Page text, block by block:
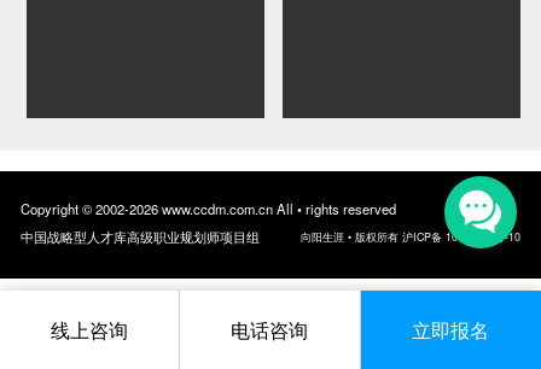
Copyright © 2002-2026 www.ccdm.com.cn All • rights reserved
中国战略型人才库高级职业规划师项目组
向阳生涯 • 版权所有 沪ICP备 10018957号-10
线上咨询 电话咨询 立即报名